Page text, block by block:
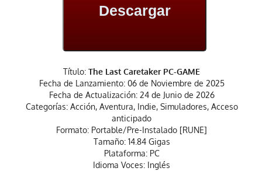
Descargar
Título:The Last Caretaker PC-GAME
Fecha de Lanzamiento: 06 de Noviembre de 2025
Fecha de Actualización: 24 de Junio de 2026
Categorías: Acción, Aventura, Indie, Simuladores, Acceso
anticipado
Formato: Portable/Pre-Instalado [RUNE]
Tamaño: 14.84 Gigas
Plataforma: PC
Idioma Voces: Inglés